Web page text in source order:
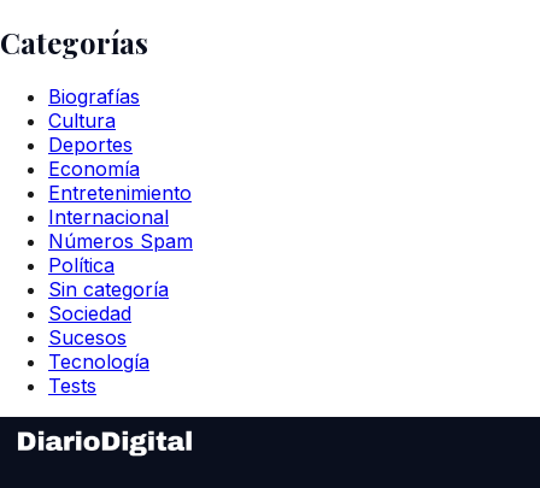
Categorías
Biografías
Cultura
Deportes
Economía
Entretenimiento
Internacional
Números Spam
Política
Sin categoría
Sociedad
Sucesos
Tecnología
Tests